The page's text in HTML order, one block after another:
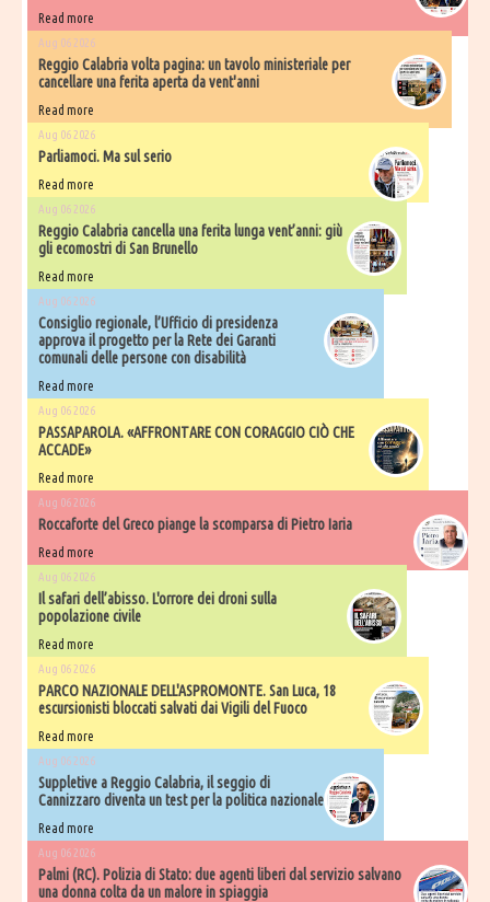
Read more
Aug 06 2026
​Reggio Calabria volta pagina: un tavolo ministeriale per
cancellare una ferita aperta da vent'anni
Read more
Aug 06 2026
Parliamoci. Ma sul serio
Read more
Aug 06 2026
Reggio Calabria cancella una ferita lunga vent’anni: giù
gli ecomostri di San Brunello
Read more
Aug 06 2026
Consiglio regionale, l’Ufficio di presidenza
approva il progetto per la Rete dei Garanti
comunali delle persone con disabilità
Read more
Aug 06 2026
PASSAPAROLA. «AFFRONTARE CON CORAGGIO CIÒ CHE
ACCADE»
Read more
Aug 06 2026
Roccaforte del Greco piange la scomparsa di Pietro Iaria
Read more
Aug 06 2026
Il safari dell’abisso. L'orrore dei droni sulla
popolazione civile
Read more
Aug 06 2026
PARCO NAZIONALE DELL'ASPROMONTE. San Luca, 18
escursionisti bloccati salvati dai Vigili del Fuoco
Read more
Aug 06 2026
Suppletive a Reggio Calabria, il seggio di
Cannizzaro diventa un test per la politica nazionale
Read more
Aug 06 2026
Palmi (RC). Polizia di Stato: due agenti liberi dal servizio salvano
una donna colta da un malore in spiaggia